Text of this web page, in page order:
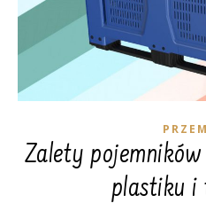
Zalety
plastiku i